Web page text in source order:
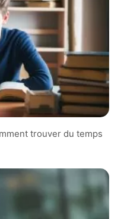
trouver du temps